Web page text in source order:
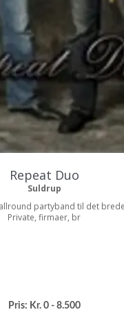
Repeat Duo
Suldrup
partyband til det
Private, firmaer, br
Pris: Kr. 0 - 8.500